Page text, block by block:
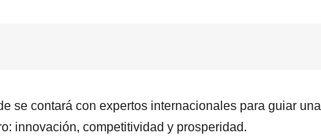
se contará con expertos internacionales para guiar una
innovación, competitividad y prosperidad.